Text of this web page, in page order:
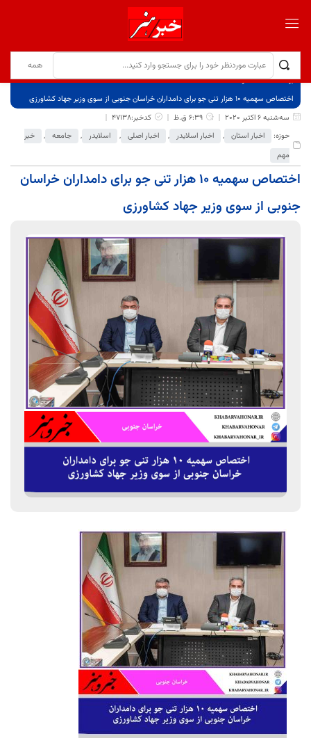
برگ نخست
نوشته‌ها
اختصاص سهمیه 10 هزار تنی جو برای دامداران خراسان جنوبی از سوی وزیر جهاد کشاورزی
سه‌شنبه 6 اکتبر 2020
6:39 ق.ظ
کدخبر:47138
حوزه:
اخبار استان , اخبار اسلایدر , اخبار اصلی , اسلایدر , جامعه ,
خبر
مهم
اختصاص سهمیه 10 هزار تنی جو برای دامداران خراسان
جنوبی از سوی وزیر جهاد کشاورزی